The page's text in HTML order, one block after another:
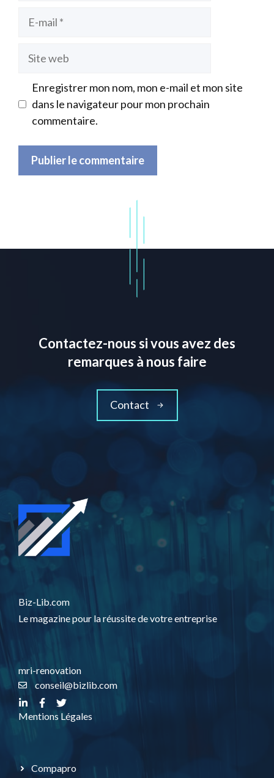
Enregistrer mon nom, mon e-mail et mon site
dans le navigateur pour mon prochain
commentaire.
Contactez-nous si vous avez des
remarques à nous faire
Contact
Biz-Lib.com
Le magazine pour la réussite de votre entreprise
mri-renovation
conseil@bizlib.com
Mentions Légales
Compapro